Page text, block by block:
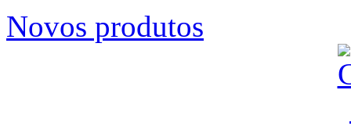
Novos produtos